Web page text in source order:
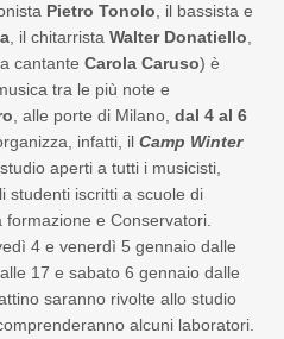
Pietro Tonolo , il bassista e
, il chitarrista Walter Donatiello
cantante Carola Caruso) è
tra le più note e
, alle porte di Milano, dal 4 al 6
infatti, il Camp Winter
aperti a tutti i musicisti,
studenti iscritti a scuole di
e Conservatori.
4 e venerdì 5 gennaio dalle
17 e sabato 6 gennaio dalle
saranno rivolte allo studio
alcuni laboratori.